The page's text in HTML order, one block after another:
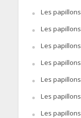
Les papillons
Les papillons
Les papillons
Les papillons
Les papillons
Les papillons
Les papillons